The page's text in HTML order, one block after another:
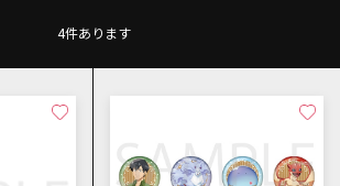
4件あります